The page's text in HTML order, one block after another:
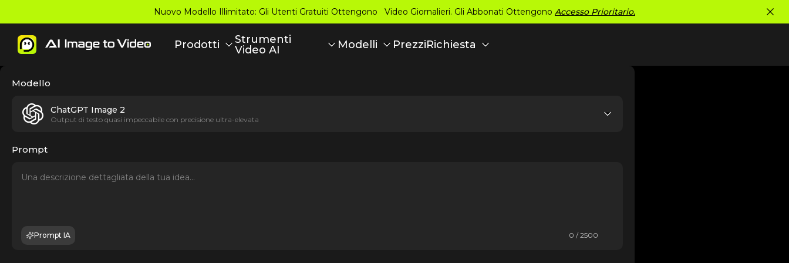
Nuovo Modello Illimitato: Gli Utenti Gratuiti Ottengono Video Giornalieri. Gli Abbonati Ottengono Accesso Prioritario.
Prodotti
Strumenti
Video AI
Modelli PrezziRichiesta
Modello
ChatGPT Image 2
Output di testo quasi impeccabile con precisione ultra-elevata
Prompt
Prompt IA 0 / 2500